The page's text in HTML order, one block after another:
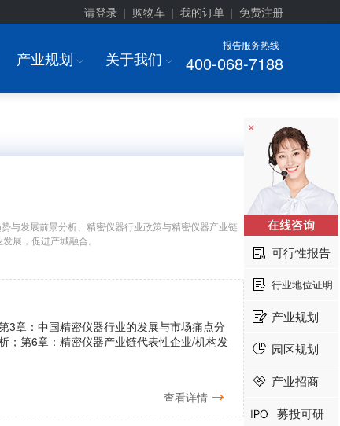
请登录 购物车 我的订单 免费注册
报告服务热线
400-068-7188
产业规划 I 关于我们 I
与发展前景分析、精密仪器行业政策与精密仪器产业链
展，促进产城融合。
3章：中国精密仪器行业的发展与市场痛点分
；第6章：精密仪器产业链代表性企业/机构发
查看详情
×
可行性报告
行业地位证明
产业规划
园区规划
产业招商
募投可研